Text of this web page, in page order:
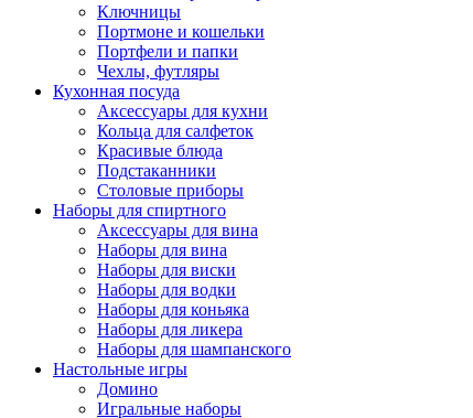
Ключницы
Портмоне и кошельки
Портфели и папки
Чехлы, футляры
Кухонная посуда
Аксессуары для кухни
Кольца для салфеток
Красивые блюда
Подстаканники
Столовые приборы
Наборы для спиртного
Аксессуары для вина
Наборы для вина
Наборы для виски
Наборы для водки
Наборы для коньяка
Наборы для ликера
Наборы для шампанского
Настольные игры
Домино
Игральные наборы